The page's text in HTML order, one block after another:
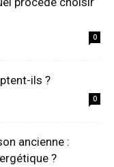
0
ils ?
0
ancienne :
?